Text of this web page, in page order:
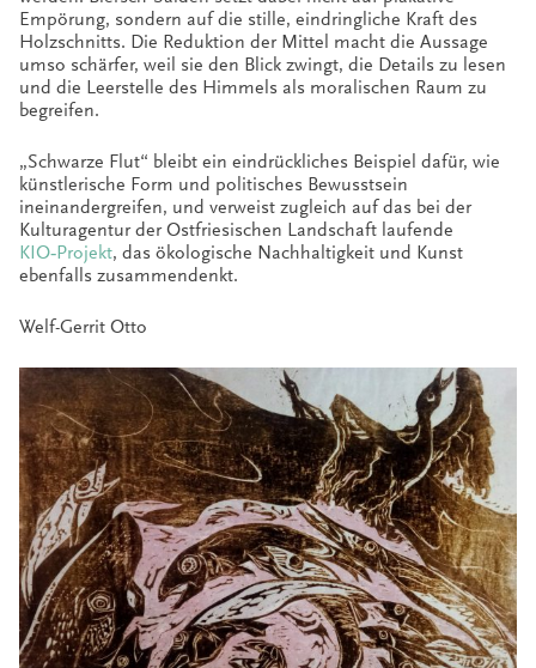
Empörung, sondern auf die stille, eindringliche Kraft des
Holzschnitts. Die Reduktion der Mittel macht die Aussage
umso schärfer, weil sie den Blick zwingt, die Details zu lesen
und die Leerstelle des Himmels als moralischen Raum zu
begreifen.
„Schwarze Flut“ bleibt ein eindrückliches Beispiel dafür, wie
künstlerische Form und politisches Bewusstsein
ineinandergreifen, und verweist zugleich auf das bei der
Kulturagentur der Ostfriesischen Landschaft laufende
KIO‑Projekt, das ökologische Nachhaltigkeit und Kunst
ebenfalls zusammendenkt.
Welf-Gerrit Otto